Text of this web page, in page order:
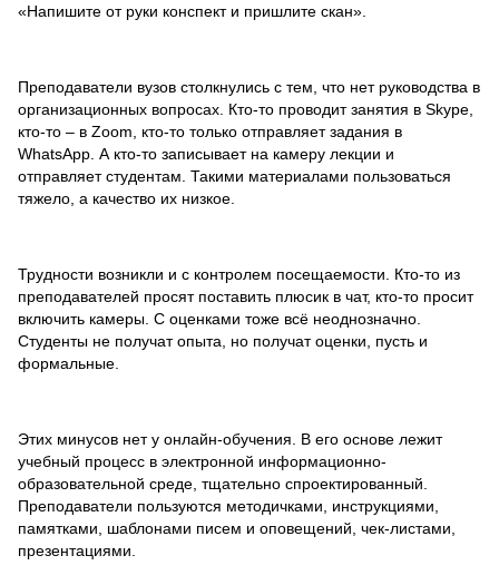
«Напишите от руки конспект и пришлите скан».
Преподаватели вузов столкнулись с тем, что нет руководства в
организационных вопросах. Кто-то проводит занятия в Skype,
кто-то ‒ в Zoom, кто-то только отправляет задания в
WhatsApp. А кто-то записывает на камеру лекции и
отправляет студентам. Такими материалами пользоваться
тяжело, а качество их низкое.
Трудности возникли и с контролем посещаемости. Кто-то из
преподавателей просят поставить плюсик в чат, кто-то просит
включить камеры. С оценками тоже всё неоднозначно.
Студенты не получат опыта, но получат оценки, пусть и
формальные.
Этих минусов нет у онлайн-обучения. В его основе лежит
учебный процесс в электронной информационно-
образовательной среде, тщательно спроектированный.
Преподаватели пользуются методичками, инструкциями,
памятками, шаблонами писем и оповещений, чек-листами,
презентациями.